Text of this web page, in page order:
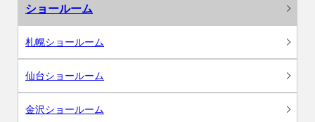
ショールーム
札幌ショールーム
仙台ショールーム
金沢ショールーム